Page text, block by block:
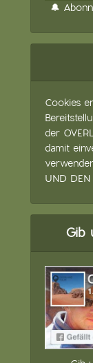
🔔
Cookies
der
damit
UND DEN
Gib